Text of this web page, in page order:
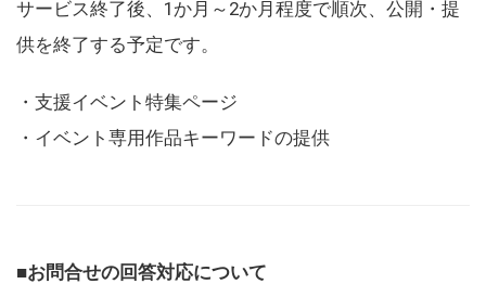
サービス終了後、1か月～2か月程度で順次、公開・提
供を終了する予定です。
・支援イベント特集ページ
・イベント専用作品キーワードの提供
■お問合せの回答対応について